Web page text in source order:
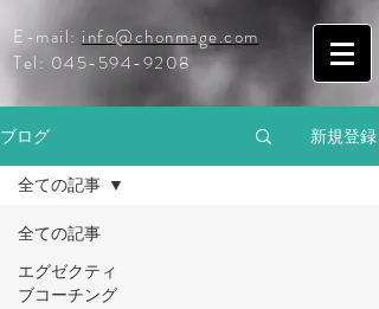
E-mail: info@chonmage.com
Tel: 045-594-9208
ブログ 新規登録
全ての記事
エグゼクティ
ブコーチング
全ての記事